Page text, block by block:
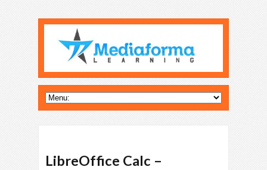
LibreOffice Calc –